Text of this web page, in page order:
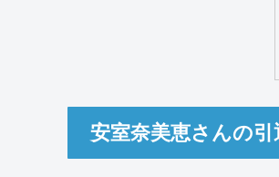
安室奈美恵さんの